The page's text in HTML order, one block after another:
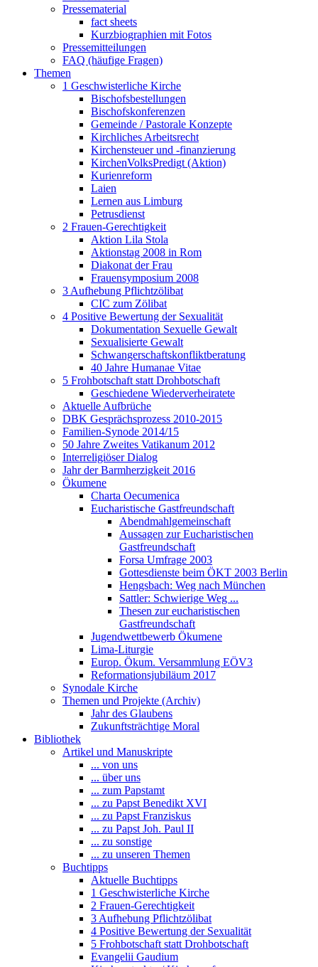
Pressematerial
fact sheets
Kurzbiographien mit Fotos
Pressemitteilungen
FAQ (häufige Fragen)
Themen
1 Geschwisterliche Kirche
Bischofsbestellungen
Bischofskonferenzen
Gemeinde / Pastorale Konzepte
Kirchliches Arbeitsrecht
Kirchensteuer und -finanzierung
KirchenVolksPredigt (Aktion)
Kurienreform
Laien
Lernen aus Limburg
Petrusdienst
2 Frauen-Gerechtigkeit
Aktion Lila Stola
Aktionstag 2008 in Rom
Diakonat der Frau
Frauensymposium 2008
3 Aufhebung Pflichtzölibat
CIC zum Zölibat
4 Positive Bewertung der Sexualität
Dokumentation Sexuelle Gewalt
Sexualisierte Gewalt
Schwangerschaftskonfliktberatung
40 Jahre Humanae Vitae
5 Frohbotschaft statt Drohbotschaft
Geschiedene Wiederverheiratete
Aktuelle Aufbrüche
DBK Gesprächsprozess 2010-2015
Familien-Synode 2014/15
50 Jahre Zweites Vatikanum 2012
Interreligiöser Dialog
Jahr der Barmherzigkeit 2016
Ökumene
Charta Oecumenica
Eucharistische Gastfreundschaft
Abendmahlgemeinschaft
Aussagen zur Eucharistischen
Gastfreundschaft
Forsa Umfrage 2003
Gottesdienste beim ÖKT 2003 Berlin
Hengsbach: Weg nach München
Sattler: Schwierige Weg ...
Thesen zur eucharistischen
Gastfreundschaft
Jugendwettbewerb Ökumene
Lima-Liturgie
Europ. Ökum. Versammlung EÖV3
Reformationsjubiläum 2017
Synodale Kirche
Themen und Projekte (Archiv)
Jahr des Glaubens
Zukunftsträchtige Moral
Bibliothek
Artikel und Manuskripte
... von uns
... über uns
... zum Papstamt
... zu Papst Benedikt XVI
... zu Papst Franziskus
... zu Papst Joh. Paul II
... zu sonstige
... zu unseren Themen
Buchtipps
Aktuelle Buchtipps
1 Geschwisterliche Kirche
2 Frauen-Gerechtigkeit
3 Aufhebung Pflichtzölibat
4 Positive Bewertung der Sexualität
5 Frohbotschaft statt Drohbotschaft
Evangelii Gaudium